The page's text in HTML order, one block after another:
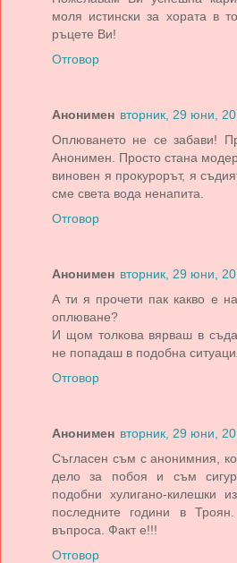
моля истински за хората в
ръцете Ви!
Отговор
Анонимен вторник, 29 юни,
Оплюването не се забави!
Анонимен. Просто стана
виновен я прокурорът, я
сме света вода ненапита.
Отговор
Анонимен вторник, 29 юни,
А ти я прочети пак какво е
оплюване?
И щом толкова вярваш в съда
не попадаш в подобна
Отговор
Анонимен вторник, 29 юни,
Съгласен съм с анонимния,
дело за побоя и съм
подобни хулигано-килешки
последните години в
въпроса. Факт е!!!
Отговор